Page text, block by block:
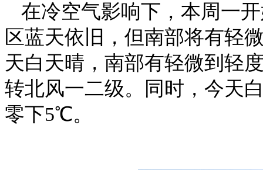
在冷空气影响下，本周一
区蓝天依旧，但南部将有轻
天白天晴，南部有轻微到轻
转北风一二级。同时，今天
零下5℃。